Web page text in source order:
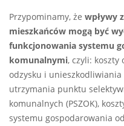
Przypominamy, że wpływy
mieszkańców mogą być
funkcjonowania systemu
komunalnymi, czyli:
odzysku i
utrzymania punktu
komunalnych (PSZOK),
systemu gospodarowania